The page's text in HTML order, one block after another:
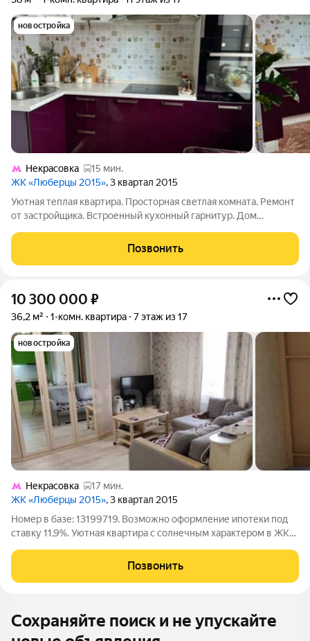
новостройка
Некрасовка
15 мин.
ЖК «Люберцы 2015», 3 квартал 2015
Уютная теплая квартира. Просторная светлая комната. Ремонт
от застройщика. Встроенный кухонный гарнитур. Дом
Позвонить
10 300 000 ₽
36,2 м² 1-комн. квартира 7 этаж из 17
новостройка
Некрасовка
17 мин.
ЖК «Люберцы 2015», 3 квартал 2015
Номер в базе: 13199719. Возможно оформление ипотеки под
ставку 11,9%. Уютная квартира с солнечным характером в ЖК
Предлагаю вашему вниманию светлую однокомнатную
квартиру, в которой продумана
Позвонить
Сохраняйте поиск и не упускайте